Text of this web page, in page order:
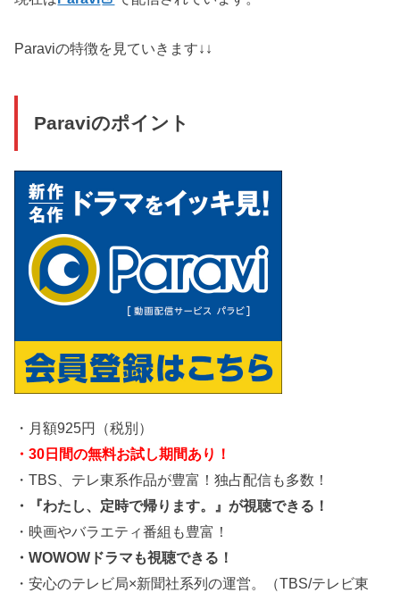
Paraviの特徴を見ていきます↓↓
Paraviのポイント
・月額925円（税別）
・30日間の無料お試し期間あり！
・TBS、テレ東系作品が豊富！独占配信も多数！
・『わたし、定時で帰ります。』が視聴できる！
・映画やバラエティ番組も豊富！
・WOWOWドラマも視聴できる！
・安心のテレビ局×新聞社系列の運営。（TBS/テレビ東